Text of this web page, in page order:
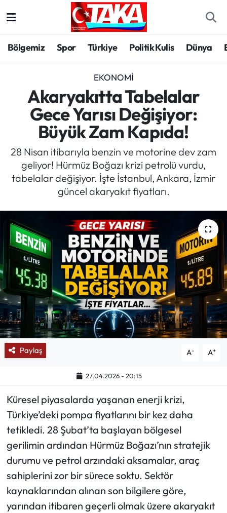
Bölgemiz Spor Türkiye Politik Kulis Dünya
EKONOMI
Akaryakıtta Tabelalar
Gece Yarısı Değişiyor:
Büyük Zam Kapıda!
28 Nisan itibarıyla benzin ve motorine dev zam
geliyor! Hürmüz Boğazı krizi petrolü vurdu,
tabelalar değişiyor. İşte İstanbul, Ankara, İzmir
güncel akaryakıt fiyatları.
Paylaş A- A+
27.04.2026 - 20:15
Küresel piyasalarda yaşanan enerji krizi,
Türkiye’deki pompa fiyatlarını bir kez daha
tetikledi. 28 Şubat’ta başlayan bölgesel
gerilimin ardından Hürmüz Boğazı’nın stratejik
durumu ve petrol arzındaki aksamalar, araç
sahiplerini zor bir sürece soktu. Sektör
kaynaklarından alınan son bilgilere göre,
yarından itibaren geçerli olmak üzere akaryakıt
Spor
Türkiye
Kültür/Sanat
Politika
Politik Kulis
Mektup Galeri
Röportaj
Manşet
Köşe Yazıları
Karikatür Galeri
ASTROLOJİ
Spor Yazıları
Mektup Galeri
Ekonomi
Sağlık
Trabzon Hava Durumu
Trabzon Trafik Yoğunluk Haritası
Süper Lig Puan Durumu ve Fikstür
Tüm Manşetler
Son Dakika Haberleri
Haber Arşivi